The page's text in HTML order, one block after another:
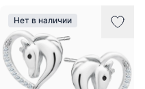
Нет в наличии